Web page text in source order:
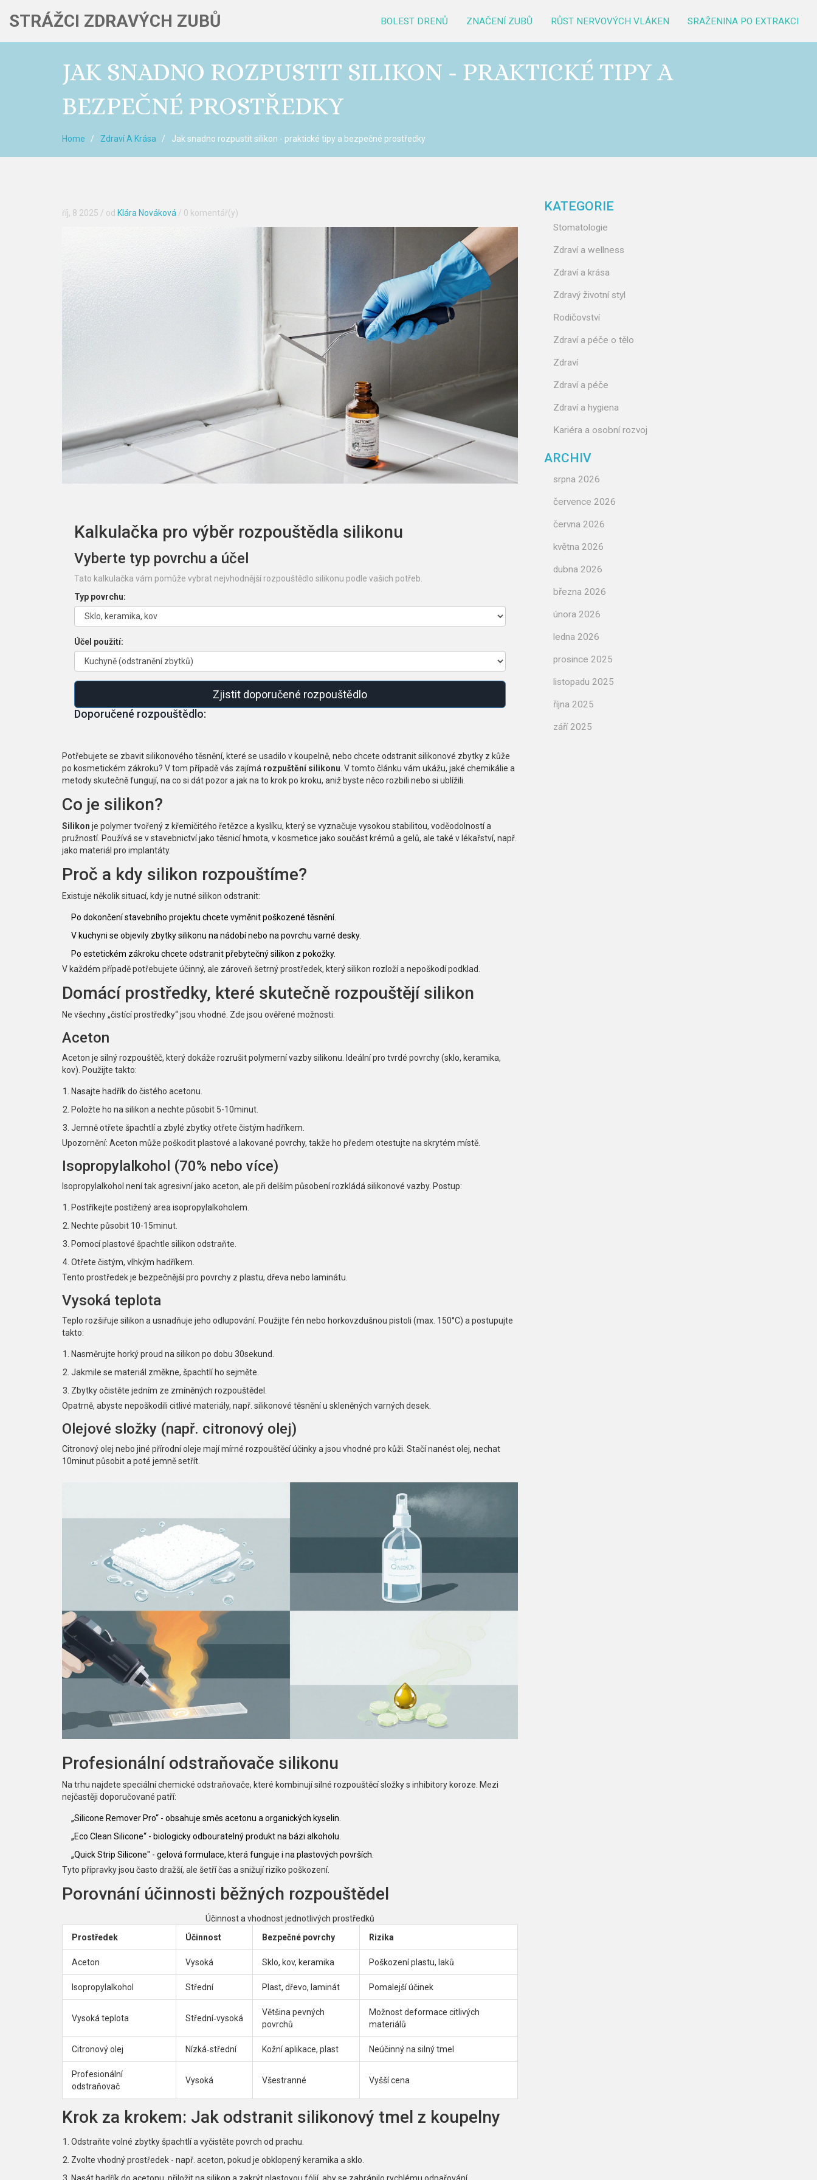
STRÁŽCI ZDRAVÝCH ZUBŮ BOLEST DRENŮ ZNAČENÍ ZUBŮ RŮST NERVOVÝCH VLÁKEN SRAŽENINA PO EXTRAKCI
JAK SNADNO ROZPUSTIT SILIKON - PRAKTICKÉ TIPY A
BEZPEČNÉ PROSTŘEDKY
Home Zdraví A Krása Jak snadno rozpustit silikon - praktické tipy a bezpečné prostředky
říj, 8 2025 / od Klára Nováková / 0 komentář(y)
Kalkulačka pro výběr rozpouštědla silikonu
Vyberte typ povrchu a účel
Tato kalkulačka vám pomůže vybrat nejvhodnější rozpouštědlo silikonu podle vašich potřeb.
Typ povrchu:
Účel použití:
Zjistit doporučené rozpouštědlo
Doporučené rozpouštědlo:
Potřebujete se zbavit silikonového těsnění, které se usadilo v koupelně, nebo chcete odstranit silikonové zbytky z kůže
po kosmetickém zákroku? V tom případě vás zajímá rozpuštění silikonu . V tomto článku vám ukážu, jaké chemikálie a
metody skutečně fungují, na co si dát pozor a jak na to krok po kroku, aniž byste něco rozbili nebo si ublížili.
Co je silikon?
Silikon je polymer tvořený z křemičitého řetězce a kyslíku, který se vyznačuje vysokou stabilitou, voděodolností a
pružností. Používá se v stavebnictví jako těsnicí hmota, v kosmetice jako součást krémů a gelů, ale také v lékařství, např.
jako materiál pro implantáty.
Proč a kdy silikon rozpouštíme?
Existuje několik situací, kdy je nutné silikon odstranit:
Po dokončení stavebního projektu chcete vyměnit poškozené těsnění.
V kuchyni se objevily zbytky silikonu na nádobí nebo na povrchu varné desky.
Po estetickém zákroku chcete odstranit přebytečný silikon z pokožky.
V každém případě potřebujete účinný, ale zároveň šetrný prostředek, který silikon rozloží a nepoškodí podklad.
Domácí prostředky, které skutečně rozpouštějí silikon
Ne všechny „čistící prostředky“ jsou vhodné. Zde jsou ověřené možnosti:
Aceton
Aceton je silný rozpouštěč, který dokáže rozrušit polymerní vazby silikonu. Ideální pro tvrdé povrchy (sklo, keramika,
kov). Použijte takto:
Nasajte hadřík do čistého acetonu.
Položte ho na silikon a nechte působit 5-10minut.
Jemně otřete špachtlí a zbylé zbytky otřete čistým hadříkem.
Upozornění: Aceton může poškodit plastové a lakované povrchy, takže ho předem otestujte na skrytém místě.
Isopropylalkohol (70% nebo více)
Isopropylalkohol není tak agresivní jako aceton, ale při delším působení rozkládá silikonové vazby. Postup:
Postříkejte postižený area isopropylalkoholem.
Nechte působit 10-15minut.
Pomocí plastové špachtle silikon odstraňte.
Otřete čistým, vlhkým hadříkem.
Tento prostředek je bezpečnější pro povrchy z plastu, dřeva nebo laminátu.
Vysoká teplota
Teplo rozšiřuje silikon a usnadňuje jeho odlupování. Použijte fén nebo horkovzdušnou pistoli (max. 150°C) a postupujte
takto:
Nasměrujte horký proud na silikon po dobu 30sekund.
Jakmile se materiál změkne, špachtlí ho sejměte.
Zbytky očistěte jedním ze zmíněných rozpouštědel.
Opatrně, abyste nepoškodili citlivé materiály, např. silikonové těsnění u skleněných varných desek.
Olejové složky (např. citronový olej)
Citronový olej nebo jiné přírodní oleje mají mírné rozpouštěcí účinky a jsou vhodné pro kůži. Stačí nanést olej, nechat
10minut působit a poté jemně setřít.
Profesionální odstraňovače silikonu
Na trhu najdete speciální chemické odstraňovače, které kombinují silné rozpouštěcí složky s inhibitory koroze. Mezi
nejčastěji doporučované patří:
„Silicone Remover Pro“ - obsahuje směs acetonu a organických kyselin.
„Eco Clean Silicone“ - biologicky odbouratelný produkt na bázi alkoholu.
„Quick Strip Silicone" - gelová formulace, která funguje i na plastových površích.
Tyto přípravky jsou často dražší, ale šetří čas a snižují riziko poškození.
Porovnání účinnosti běžných rozpouštědel
Účinnost a vhodnost jednotlivých prostředků
Prostředek
Účinnost Bezpečné povrchy Rizika
Aceton Vysoká Sklo, kov, keramika Poškození plastu, laků
Isopropylalkohol Střední Plast, dřevo, laminát Pomalejší účinek
Vysoká teplota Střední‑vysoká
Většina pevných
povrchů
Možnost deformace citlivých
materiálů
Citronový olej Nízká‑střední Kožní aplikace, plast Neúčinný na silný tmel
Profesionální
odstraňovač
Vysoká Všestranné Vyšší cena
Krok za krokem: Jak odstranit silikonový tmel z koupelny
Odstraňte volné zbytky špachtlí a vyčistěte povrch od prachu.
Zvolte vhodný prostředek - např. aceton, pokud je obklopený keramika a sklo.
Nasát hadřík do acetonu, přiložit na silikon a zakrýt plastovou fólií, aby se zabránilo rychlému odpařování.
KATEGORIE
Stomatologie
Zdraví a wellness
Zdraví a krása
Zdravý životní styl
Rodičovství
Zdraví a péče o tělo
Zdraví
Zdraví a péče
Zdraví a hygiena
Kariéra a osobní rozvoj
ARCHIV
srpna 2026
července 2026
června 2026
května 2026
dubna 2026
března 2026
února 2026
ledna 2026
prosince 2025
listopadu 2025
října 2025
září 2025